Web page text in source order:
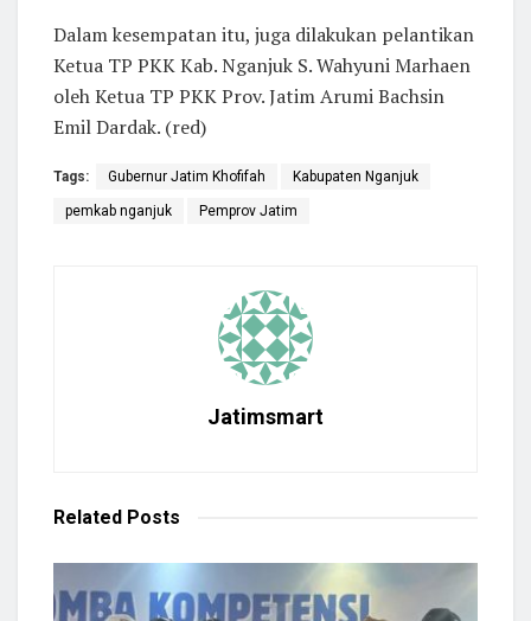
Dalam kesempatan itu, juga dilakukan pelantikan
Ketua TP PKK Kab. Nganjuk S. Wahyuni Marhaen
oleh Ketua TP PKK Prov. Jatim Arumi Bachsin
Emil Dardak. (red)
Tags: Gubernur Jatim Khofifah Kabupaten Nganjuk
pemkab nganjuk Pemprov Jatim
Jatimsmart
Related Posts